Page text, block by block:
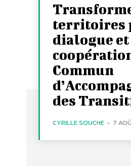
territoires
dialogue
Commun
des
CYRILLE SOUCHE - 7